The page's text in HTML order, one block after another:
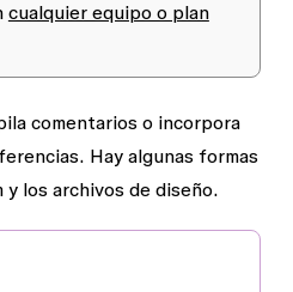
cualquier equipo o plan
comentarios o incorpora
Hay algunas formas
los archivos de diseño.